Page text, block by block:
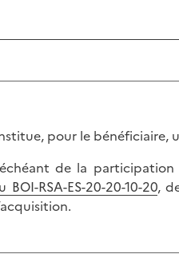
pour le
de la participation
RSA-ES-20-20-10-20,